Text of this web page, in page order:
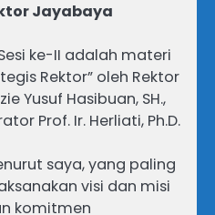
Jayabaya
ke-II adalah materi
Rektor” oleh Rektor
Yusuf Hasibuan, SH.,
Prof. Ir. Herliati, Ph.D.
saya, yang paling
visi dan misi
komitmen